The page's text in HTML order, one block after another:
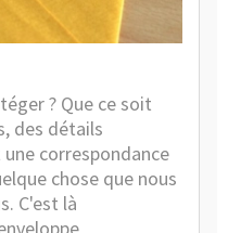
? Que ce soit
des détails
correspondance
chose que nous
C'est là